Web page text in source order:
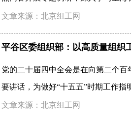
文章来源：北京组工网
平谷区委组织部：以高质量组织
党的二十届四中全会是在向第二个
要讲话，为做好“十五五”时期工作
文章来源：北京组工网